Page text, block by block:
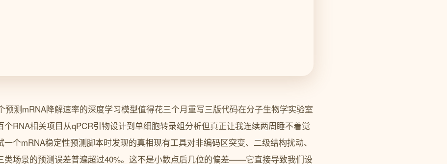
预测mRNA降解速率的深度学习模型值得花三个月重写三版代码在分子生物学实验室
个RNA相关项目从qPCR引物设计到单细胞转录组分析但真正让我连续两周睡不着觉
个mRNA稳定性预测脚本时发现的真相现有工具对非编码区突变、二级结构扰动、
类场景的预测误差普遍超过40%。这不是小数点后几位的偏差——它直接导致我们设